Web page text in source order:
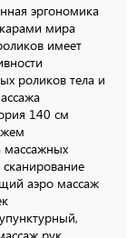
эргономика
мира
имеет
роликов тела и
140 см
массажных
аэро массаж